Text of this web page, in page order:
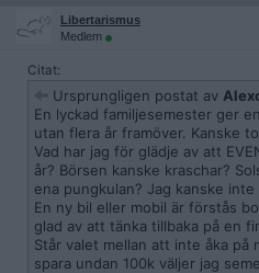
Libertarismus
Medlem
Citat:
Ursprungligen postat av
En lyckad familjesemester ger
utan flera år framöver. Kanske
Vad har jag för glädje av att
år? Börsen kanske kraschar?
ena pungkulan? Jag kanske inte
En ny bil eller mobil är förstås
glad av att tänka tillbaka på en
Står valet mellan att inte åka på
spara undan 100k väljer jag